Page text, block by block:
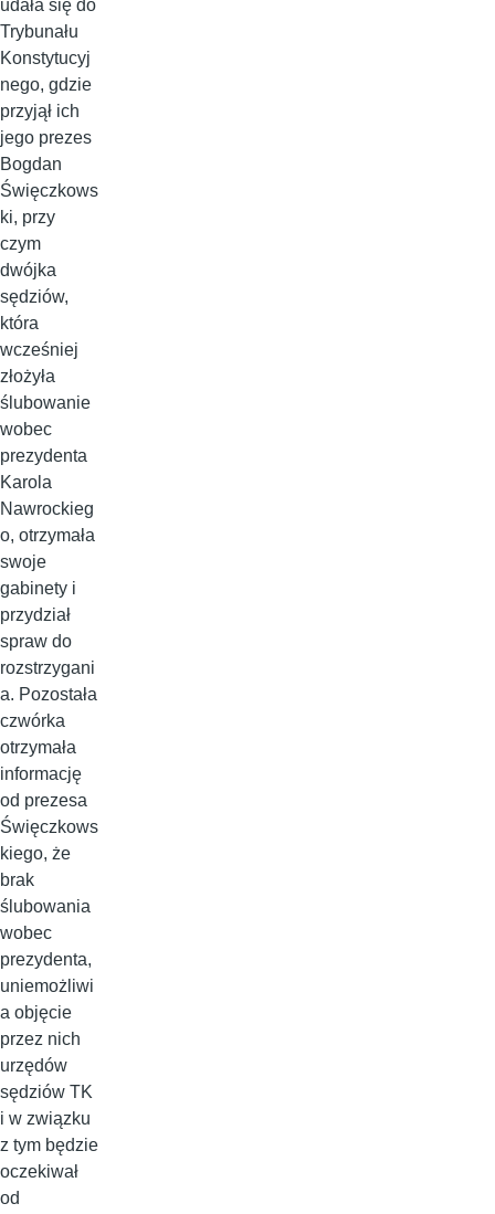
udała się do
Trybunału
Konstytucyj
nego, gdzie
przyjął ich
jego prezes
Bogdan
Święczkows
ki, przy
czym
dwójka
sędziów,
która
wcześniej
złożyła
ślubowanie
wobec
prezydenta
Karola
Nawrockieg
o, otrzymała
swoje
gabinety i
przydział
spraw do
rozstrzygani
a. Pozostała
czwórka
otrzymała
informację
od prezesa
Święczkows
kiego, że
brak
ślubowania
wobec
prezydenta,
uniemożliwi
a objęcie
przez nich
urzędów
sędziów TK
i w związku
z tym będzie
oczekiwał
od